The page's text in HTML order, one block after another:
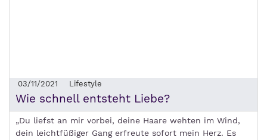
03/11/2021 Lifestyle
Wie schnell entsteht Liebe?
„Du liefst an mir vorbei, deine Haare wehten im Wind,
dein leichtfüßiger Gang erfreute sofort mein Herz. Es